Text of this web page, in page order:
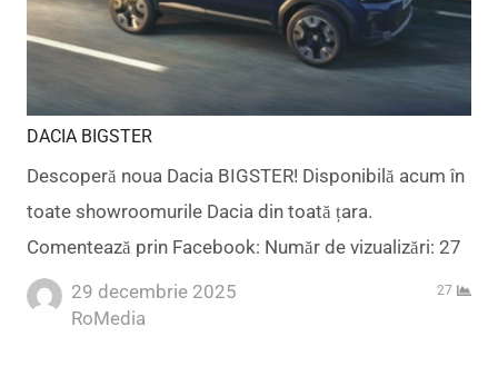
DACIA BIGSTER
Descoperă noua Dacia BIGSTER! Disponibilă acum în
toate showroomurile Dacia din toată țara.
Comentează prin Facebook: Număr de vizualizări: 27
29 decembrie 2025
Author
RoMedia
27